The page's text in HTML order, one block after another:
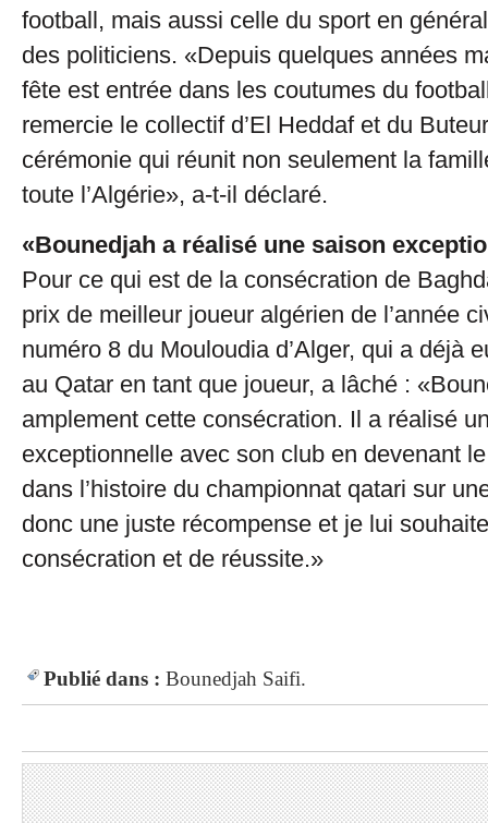
football, mais aussi celle du sport en
des politiciens. «Depuis quelques années
fête est entrée dans les coutumes du
remercie le collectif d’El Heddaf et du
cérémonie qui réunit non seulement la
toute l’Algérie», a-t-il déclaré.
«Bounedjah a réalisé une saison
Pour ce qui est de la consécration de
prix de meilleur joueur algérien de l’année
numéro 8 du Mouloudia d’Alger, qui a déjà
au Qatar en tant que joueur, a lâché :
amplement cette consécration. Il a réalisé
exceptionnelle avec son club en devenant
dans l’histoire du championnat qatari sur
donc une juste récompense et je lui
consécration et de réussite.»
Publié dans : Bounedjah Saifi.